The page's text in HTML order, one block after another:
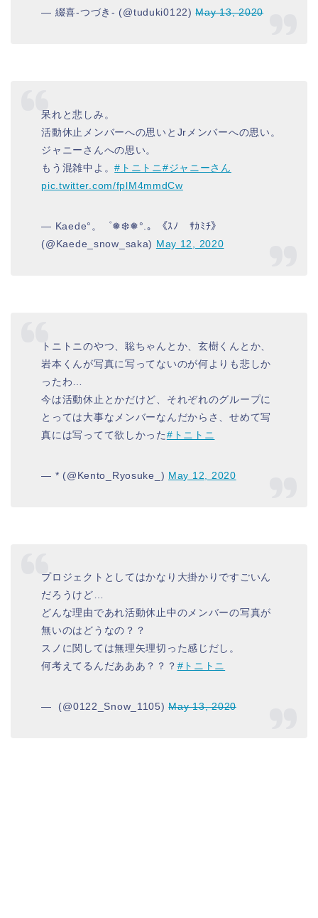
— 綴喜-つづき- (@tuduki0122)May 13, 2020
呆れと悲しみ。
活動休止メンバーへの思いとJrメンバーへの思い。
ジャニーさんへの思い。
もう混雑中よ。#トニトニ#ジャニーさん
pic.twitter.com/fplM4mmdCw
— Kaede°。゜❅❄️❅°.。《ｽﾉ ｻｶﾐﾁ》
(@Kaede_snow_saka) May 12, 2020
トニトニのやつ、聡ちゃんとか、玄樹くんとか、
岩本くんが写真に写ってないのが何よりも悲しか
ったわ…
今は活動休止とかだけど、それぞれのグループに
とっては大事なメンバーなんだからさ、せめて写
真には写ってて欲しかった#トニトニ
— * (@Kento_Ryosuke_) May 12, 2020
プロジェクトとしてはかなり大掛かりですごいん
だろうけど…
どんな理由であれ活動休止中のメンバーの写真が
無いのはどうなの？？
スノに関しては無理矢理切った感じだし。
何考えてるんだあああ？？？ #トニトニ
— ‌‌‌‌ (@0122_Snow_1105)May 13, 2020